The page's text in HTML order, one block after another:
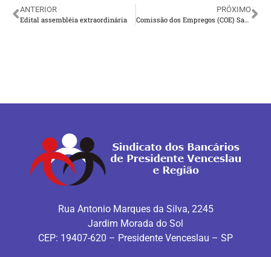
ANTERIOR
Edital assembléia extraordinária
PRÓXIMO
Rua Antonio Marques da Silva, 2245
Jardim Morada do Sol
CEP: 19407-620 – Presidente Venceslau – SP